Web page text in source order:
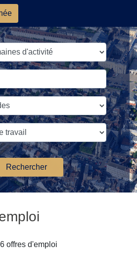
Rechercher
offres d'emploi